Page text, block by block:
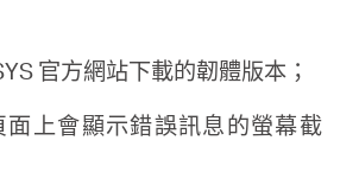
官方網站下載的韌體版本；
面上會顯示錯誤訊息的螢幕截